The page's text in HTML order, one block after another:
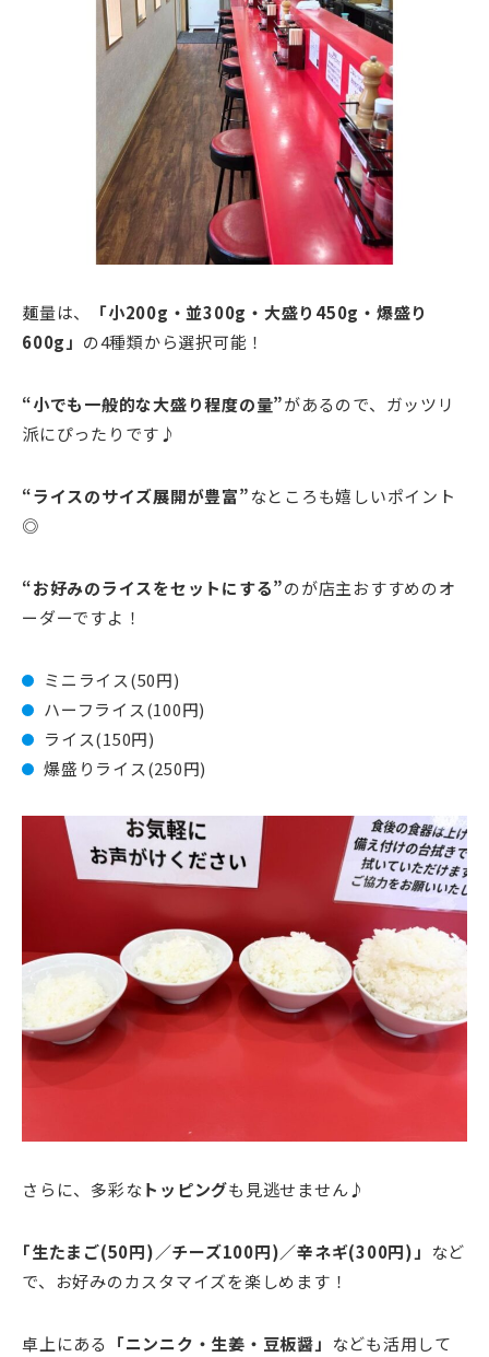
麺量は、
「小200g・並300g・大盛り450g・爆盛り
600g」 の4種類から選択可能！
“小でも一般的な大盛り程度の量”があるので、ガッツリ
派にぴったりです♪
“ライスのサイズ展開が豊富”なところも嬉しいポイント
◎
“お好みのライスをセットにする”のが店主おすすめのオ
ーダーですよ！
ミニライス(50円)
ハーフライス(100円)
ライス(150円)
爆盛りライス(250円)
さらに、多彩なトッピングも見逃せません♪
｢生たまご(50円)／チーズ100円)／辛ネギ(300円)」 など
で、お好みのカスタマイズを楽しめます！
卓上にある 「ニンニク・生姜・豆板醤」 なども活用して